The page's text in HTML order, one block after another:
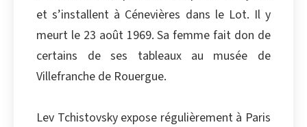
et s’installent à Cénevières dans le Lot. Il y
meurt le 23 août 1969. Sa femme fait don de
certains de ses tableaux au musée de
Villefranche de Rouergue.
Lev Tchistovsky expose régulièrement à Paris